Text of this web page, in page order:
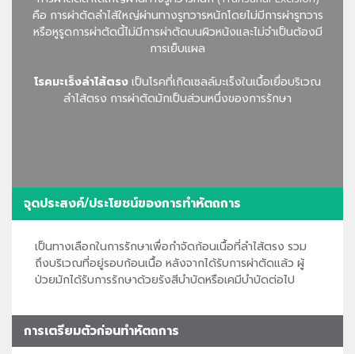
คือ การผ่าตัดลำไส้ใหญ่ผ่านทางรูทวารหนักโดยไม่มีการผ่ารูทวาร
หรือหูรูดการผ่าตัดนี้ไม่มีการผ่าตัดบนผิวหนังและไม่จำเป็นต้องมี
การเย็บแผล
โรคมะเร็งลำไส้ตรง เป็นโรคที่เกิดเซลล์มะเร็งในเนื้อเยื่อบริเวณ
ลำไส้ตรง การผ่าตัดมักเป็นส่วนหนึ่งของการรักษา
จุดประสงค์/ประโยชน์ของการทำหัตถการ
เป็นทางเลือกในการรักษาเพื่อกำจัดก้อนเนื้อที่ลำไส้ตรง รวม
ถึงบริเวณที่อยู่รอบก้อนเนื้อ หลังจากได้รับการผ่าตัดแล้ว ผู้
ป่วยมักได้รับการรักษาด้วยรังสีบำบัดหรือเคมีบำบัดต่อไป
การเตรียมตัวก่อนทำหัตถการ